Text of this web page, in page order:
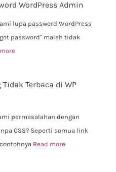
WordPress Admin
lupa password WordPress
password" malah tidak
Terbaca di WP
permasalahan dengan
CSS? Seperti semua link
Read more